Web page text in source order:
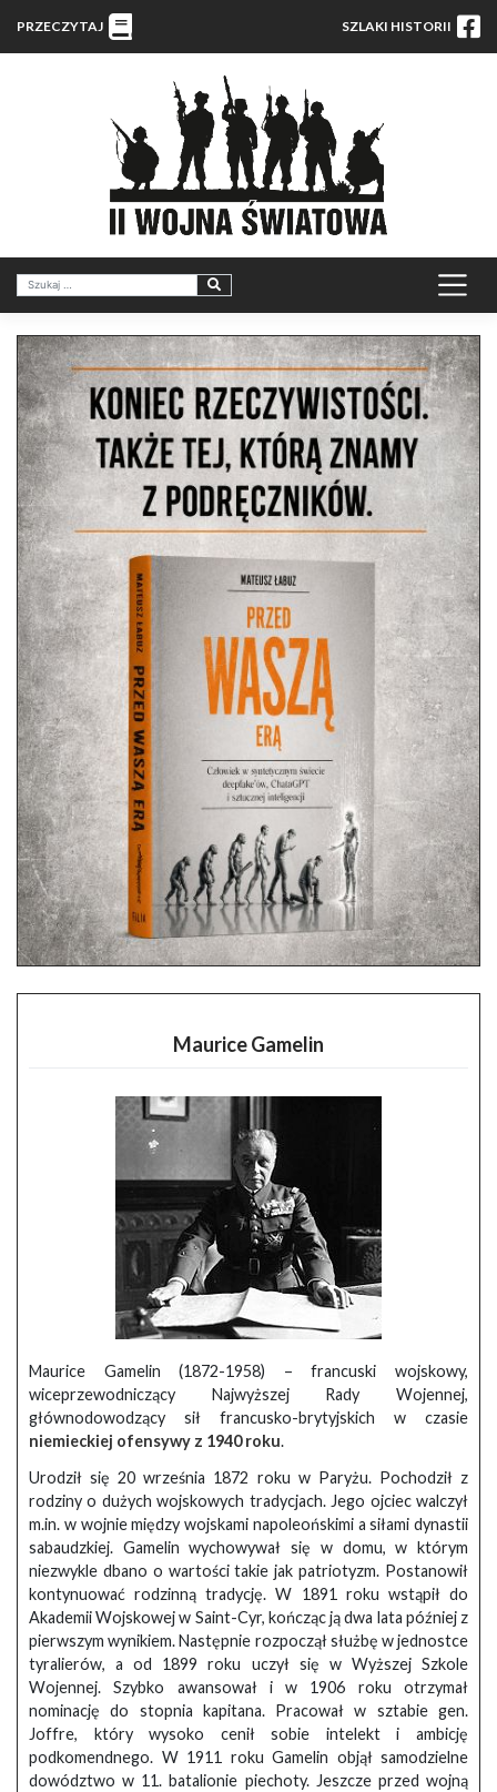
PRZECZYTAJ SZLAKI HISTORII
Maurice Gamelin
Maurice Gamelin (1872-1958) – francuski wojskowy,
wiceprzewodniczący Najwyższej Rady Wojennej,
głównodowodzący sił francusko-brytyjskich w czasie
niemieckiej ofensywy z 1940 roku.
Urodził się 20 września 1872 roku w Paryżu. Pochodził z
rodziny o dużych wojskowych tradycjach. Jego ojciec walczył
m.in. w wojnie między wojskami napoleońskimi a siłami dynastii
sabaudzkiej. Gamelin wychowywał się w domu, w którym
niezwykle dbano o wartości takie jak patriotyzm. Postanowił
kontynuować rodzinną tradycję. W 1891 roku wstąpił do
Akademii Wojskowej w Saint-Cyr, kończąc ją dwa lata później z
pierwszym wynikiem. Następnie rozpoczął służbę w jednostce
tyralierów, a od 1899 roku uczył się w Wyższej Szkole
Wojennej. Szybko awansował i w 1906 roku otrzymał
nominację do stopnia kapitana. Pracował w sztabie gen.
Joffre, który wysoko cenił sobie intelekt i ambicję
podkomendnego. W 1911 roku Gamelin objął samodzielne
dowództwo w 11. batalionie piechoty. Jeszcze przed wojną